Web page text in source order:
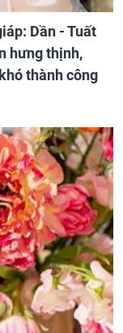
Dần - Tuất
hưng thịnh,
thành công